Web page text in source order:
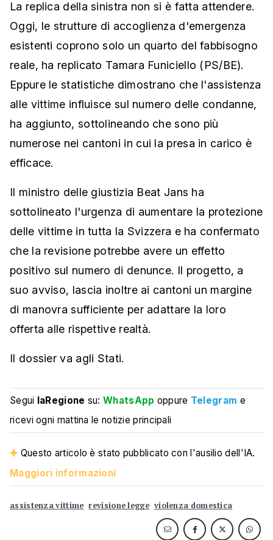
La replica della sinistra non si è fatta attendere.
Oggi, le strutture di accoglienza d'emergenza
esistenti coprono solo un quarto del fabbisogno
reale, ha replicato Tamara Funiciello (PS/BE).
Eppure le statistiche dimostrano che l'assistenza
alle vittime influisce sul numero delle condanne,
ha aggiunto, sottolineando che sono più
numerose nei cantoni in cui la presa in carico è
efficace.
Il ministro delle giustizia Beat Jans ha
sottolineato l'urgenza di aumentare la protezione
delle vittime in tutta la Svizzera e ha confermato
che la revisione potrebbe avere un effetto
positivo sul numero di denunce. Il progetto, a
suo avviso, lascia inoltre ai cantoni un margine
di manovra sufficiente per adattare la loro
offerta alle rispettive realtà.
Il dossier va agli Stati.
Segui laRegione su:WhatsApp oppure Telegram e
ricevi ogni mattina le notizie principali
Questo articolo è stato pubblicato con l'ausilio dell'IA.
Maggiori informazioni
assistenza vittime revisione legge violenza domestica